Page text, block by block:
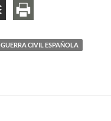
GUERRA CIVIL ESPAÑOLA